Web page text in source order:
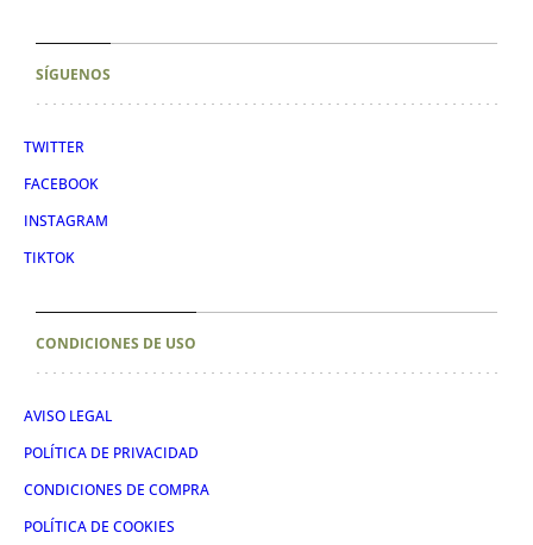
SÍGUENOS
TWITTER
FACEBOOK
INSTAGRAM
TIKTOK
CONDICIONES DE USO
AVISO LEGAL
POLÍTICA DE PRIVACIDAD
CONDICIONES DE COMPRA
POLÍTICA DE COOKIES